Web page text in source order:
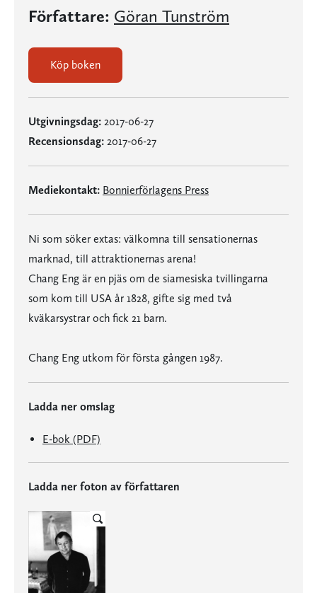
Författare: Göran Tunström
Köp boken
Utgivningsdag: 2017-06-27
Recensionsdag: 2017-06-27
Mediekontakt: Bonnierförlagens Press
Ni som söker extas: välkomna till sensationernas
marknad, till attraktionernas arena!
Chang Eng är en pjäs om de siamesiska tvillingarna
som kom till USA år 1828, gifte sig med två
kväkarsystrar och fick 21 barn.
Chang Eng utkom för första gången 1987.
Ladda ner omslag
E-bok (PDF)
Ladda ner foton av författaren